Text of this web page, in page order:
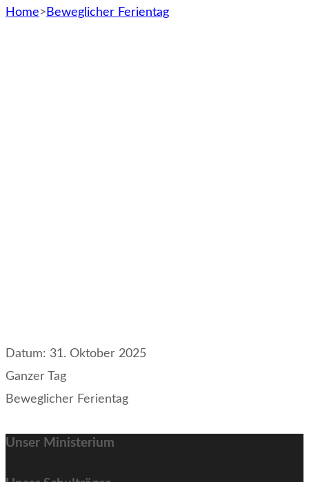
Home> Beweglicher Ferientag
Datum: 31. Oktober 2025
Ganzer Tag
Beweglicher Ferientag
Unser Ministerium